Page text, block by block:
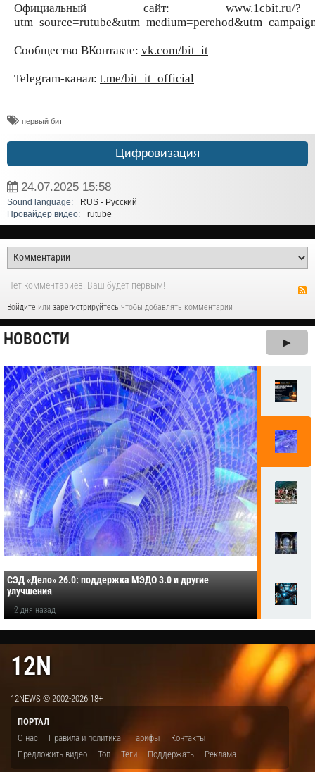
Официальный сайт: www.1cbit.ru/?
Сообщество ВКонтакте: vk.com/bit_it
Telegram-канал: t.me/bit_it_official
​первый бит
Цифровизация
24.07.2025 15:58
Sound language:
RUS - Русский
Провайдер видео:
rutube
Нет комментариев. Ваш будет первым!
Войдите или зарегистрируйтесь чтобы добавлять комментарии
НОВОСТИ ▶
СЭД «Дело» 26.0: поддержка МЭДО 3.0 и другие
улучшения
2 дня назад
12N
12NEWS © 2002-2026 18+
ПОРТАЛ
О нас
Правила и политика Тарифы
Контакты
Предложить видео
Топ Теги Поддержать Реклама